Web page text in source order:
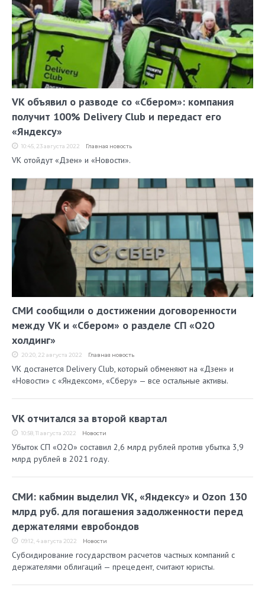
VK объявил о разводе со «Сбером»: компания
получит 100% Delivery Club и передаст его
«Яндексу»
10:45, 23 августа 2022 Главная новость
VK отойдут «Дзен» и «Новости».
СМИ сообщили о достижении договоренности
между VK и «Сбером» о разделе СП «О2О
холдинг»
20:20, 22 августа 2022 Главная новость
VK достанется Delivery Club, который обменяют на «Дзен» и
«Новости» с «Яндексом», «Сберу» — все остальные активы.
VK отчитался за второй квартал
10:58, 11 августа 2022 Новости
Убыток СП «O2O» составил 2,6 млрд рублей против убытка 3,9
млрд рублей в 2021 году.
СМИ: кабмин выделил VK, «Яндексу» и Ozon 130
млрд руб. для погашения задолженности перед
держателями евробондов
09:12, 4 августа 2022 Новости
Субсидирование государством расчетов частных компаний с
держателями облигаций — прецедент, считают юристы.